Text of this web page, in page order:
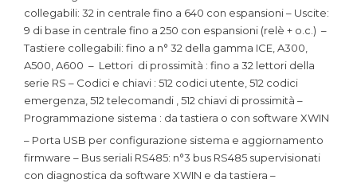
collegabili: 32 in centrale fino a 640 con espansioni – Uscite:
9 di base in centrale fino a 250 con espansioni (relè + o.c.) –
Tastiere collegabili: fino a n° 32 della gamma ICE, A300,
A500, A600 – Lettori di prossimità : fino a 32 lettori della
serie RS – Codici e chiavi : 512 codici utente, 512 codici
emergenza, 512 telecomandi , 512 chiavi di prossimità –
Programmazione sistema : da tastiera o con software XWIN
– Porta USB per configurazione sistema e aggiornamento
firmware – Bus seriali RS485: n°3 bus RS485 supervisionati
con diagnostica da software XWIN e da tastiera –